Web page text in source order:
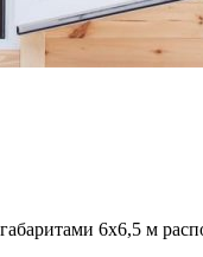
6х6,5 м